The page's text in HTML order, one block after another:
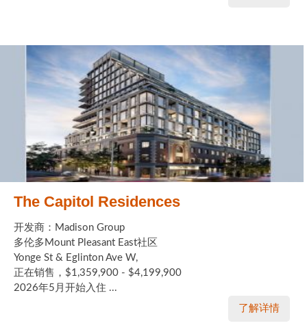
The Capitol Residences
开发商：Madison Group
多伦多Mount Pleasant East社区
Yonge St & Eglinton Ave W,
正在销售，$1,359,900 - $4,199,900
2026年5月开始入住 ...
了解详情